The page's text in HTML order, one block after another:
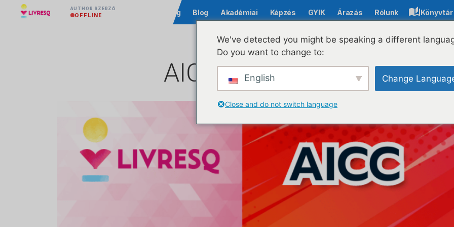
AUTHOR SZERZŐ
OFFLINE Közösség Blog Akadémiai Képzés GYIK Árazás Rólunk Könyvtár
AICC vs SCORM - melyik
We've detected you might be speaking a different
Do you want to change to:
English Change
Close and do not switch language